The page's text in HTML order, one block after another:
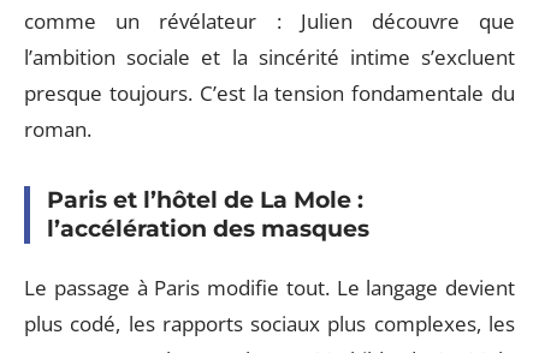
comme un révélateur : Julien découvre que
l’ambition sociale et la sincérité intime s’excluent
presque toujours. C’est la tension fondamentale du
roman.
Paris et l’hôtel de La Mole :
l’accélération des masques
Le passage à Paris modifie tout. Le langage devient
plus codé, les rapports sociaux plus complexes, les